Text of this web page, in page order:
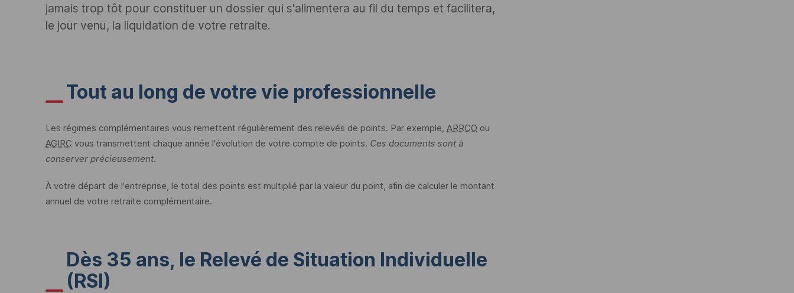
jamais trop tôt pour constituer un dossier qui s'alimentera au fil du temps et facilitera,
le jour venu, la liquidation de votre retraite.
Tout au long de votre vie professionnelle
Les régimes complémentaires vous remettent régulièrement des relevés de points. Par exemple, ARRCO ou
AGIRC vous transmettent chaque année l'évolution de votre compte de points. Ces documents sont à
conserver précieusement.
À votre départ de l'entreprise, le total des points est multiplié par la valeur du point, afin de calculer le montant
annuel de votre retraite complémentaire.
Dès 35 ans, le Relevé de Situation Individuelle
(RSI)